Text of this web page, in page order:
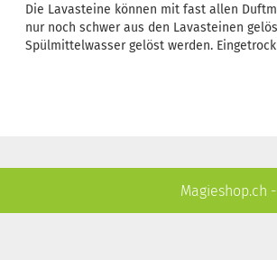
Die Lavasteine können mit fast allen
nur noch schwer aus den Lavasteinen
Spülmittelwasser gelöst werden.
Magieshop.ch